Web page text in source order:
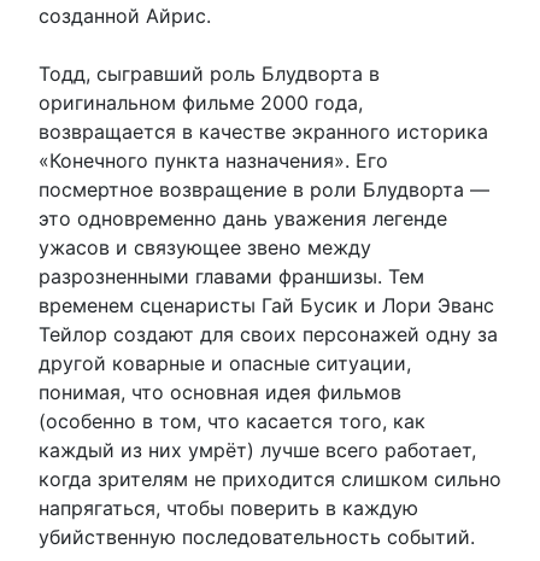
созданной Айрис.
Тодд, сыгравший роль Блудворта в
оригинальном фильме 2000 года,
возвращается в качестве экранного историка
«Конечного пункта назначения». Его
посмертное возвращение в роли Блудворта —
это одновременно дань уважения легенде
ужасов и связующее звено между
разрозненными главами франшизы. Тем
временем сценаристы Гай Бусик и Лори Эванс
Тейлор создают для своих персонажей одну за
другой коварные и опасные ситуации,
понимая, что основная идея фильмов
(особенно в том, что касается того, как
каждый из них умрёт) лучше всего работает,
когда зрителям не приходится слишком сильно
напрягаться, чтобы поверить в каждую
убийственную последовательность событий.